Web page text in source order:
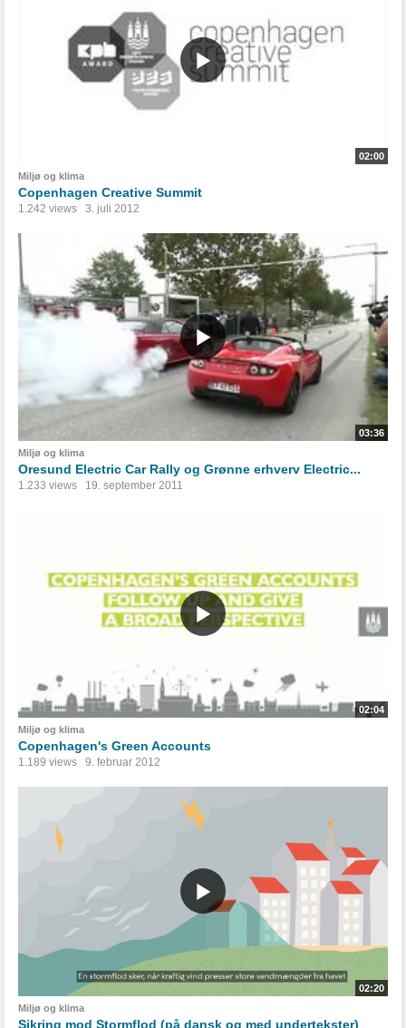
02:00
Miljø og klima
Copenhagen Creative Summit
1.242 views 3. juli 2012
03:36
Miljø og klima
Oresund Electric Car Rally og Grønne erhverv Electric...
1.233 views 19. september 2011
02:04
Miljø og klima
Copenhagen's Green Accounts
1.189 views 9. februar 2012
02:20
Miljø og klima
Sikring mod Stormflod (på dansk og med undertekster)